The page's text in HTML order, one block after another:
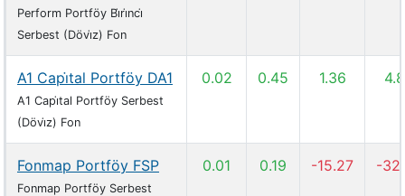
Perform Portföy Bi̇ri̇nci̇
Serbest (Dövi̇z) Fon
A1 Capi̇tal Portföy DA1
A1 Capi̇tal Portföy Serbest
(Dövi̇z) Fon
0.02 0.45 1.36
Fonmap Portföy FSP
Fonmap Portföy Serbest
0.01 0.19 -15.27 -